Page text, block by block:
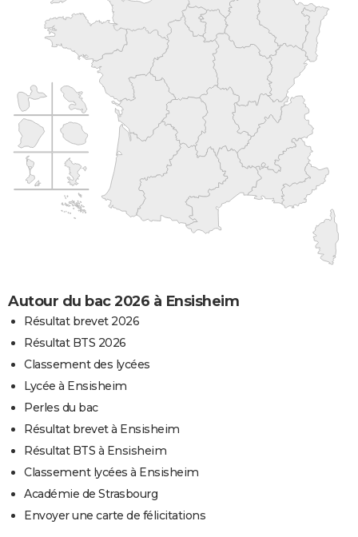
Autour du bac 2026 à Ensisheim
Résultat brevet 2026
Résultat BTS 2026
Classement des lycées
Lycée à Ensisheim
Perles du bac
Résultat brevet à Ensisheim
Résultat BTS à Ensisheim
Classement lycées à Ensisheim
Académie de Strasbourg
Envoyer une carte de félicitations